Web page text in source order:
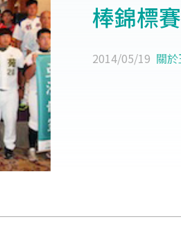
棒錦標
2014/05/19 關